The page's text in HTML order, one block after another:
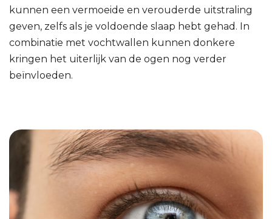
kunnen een vermoeide en verouderde uitstraling
geven, zelfs als je voldoende slaap hebt gehad. In
combinatie met vochtwallen kunnen donkere
kringen het uiterlijk van de ogen nog verder
beïnvloeden.